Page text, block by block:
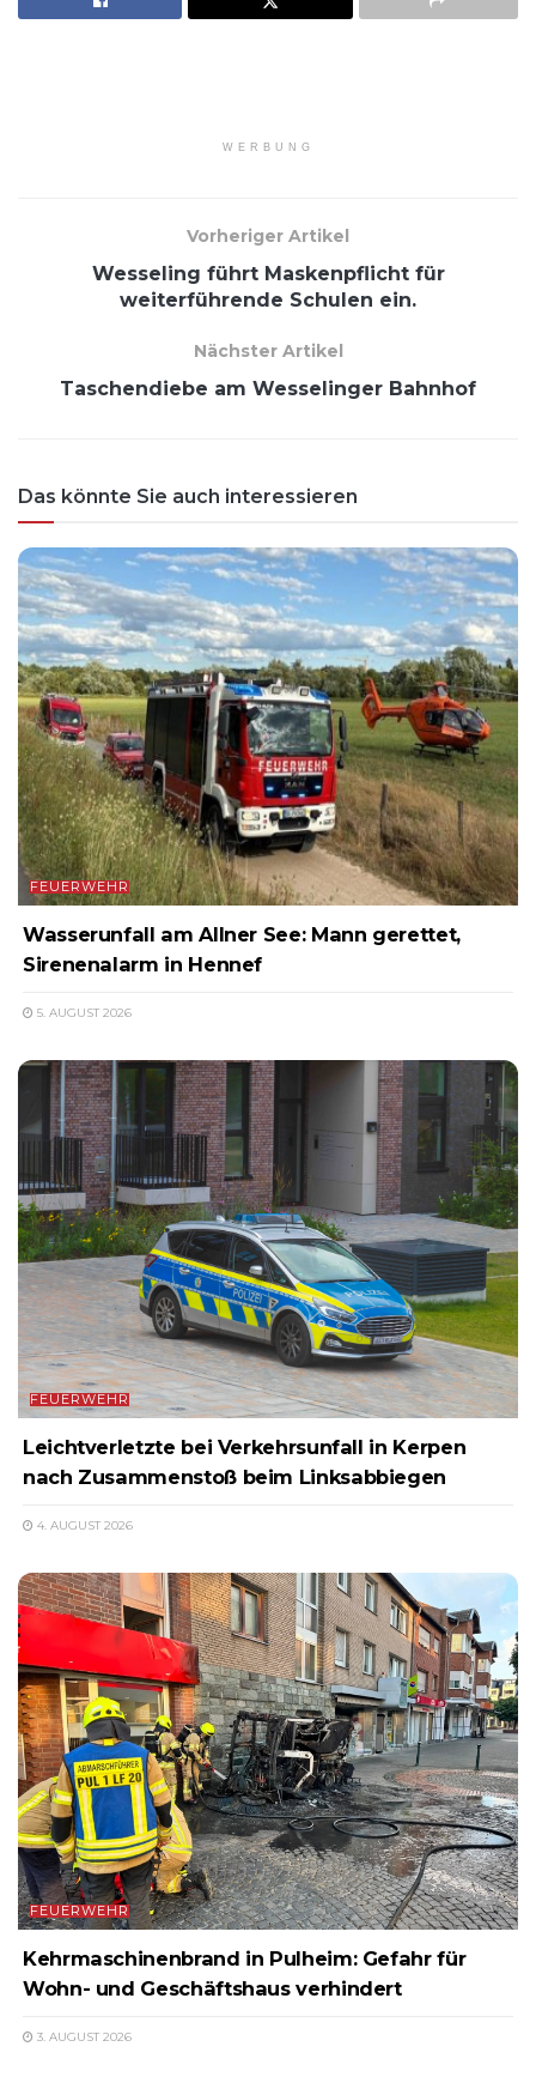
WERBUNG
Vorheriger Artikel
Wesseling führt Maskenpflicht für
weiterführende Schulen ein.
Nächster Artikel
Taschendiebe am Wesselinger Bahnhof
Das könnte Sie auch interessieren
FEUERWEHR
Wasserunfall am Allner See: Mann gerettet,
Sirenenalarm in Hennef
5. AUGUST 2026
FEUERWEHR
Leichtverletzte bei Verkehrsunfall in Kerpen
nach Zusammenstoß beim Linksabbiegen
4. AUGUST 2026
FEUERWEHR
Kehrmaschinenbrand in Pulheim: Gefahr für
Wohn- und Geschäftshaus verhindert
3. AUGUST 2026